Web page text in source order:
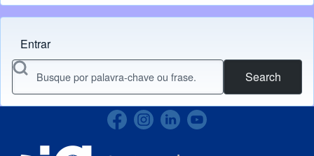
Menu do usuário
Entrar
Search